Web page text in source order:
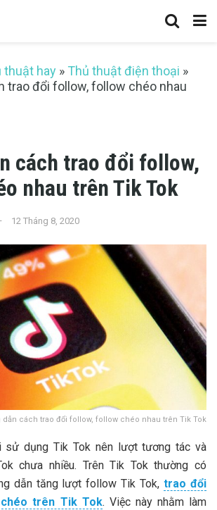
thuật hay » Thủ thuật điện thoại »
trao đổi follow, follow chéo nhau
cách trao đổi follow,
nhau trên Tik Tok
12 Tháng 8, 2020
dẫn cách trao đổi follow, follow chéo nhau trên Tik Tok
sử dụng Tik Tok nên lượt tương tác và
chưa nhiều. Trên Tik Tok thường có
dẫn tăng lượt follow Tik Tok,trao đổi
trên Tik Tok. Việc này nhằm làm